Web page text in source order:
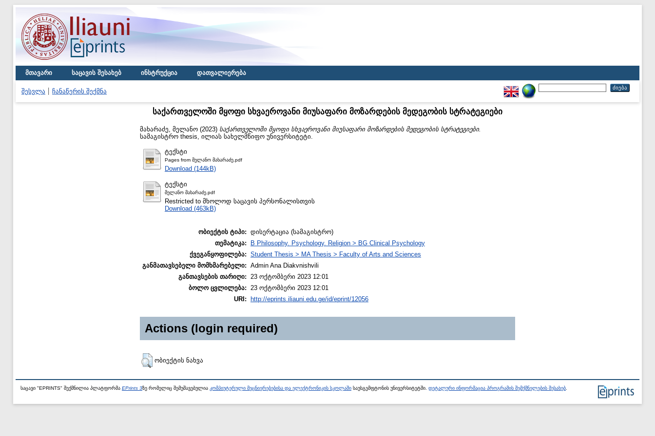
მთავარი საცავის შესახებ ინსტრუქცია დათვალიერება
შესვლა ჩანაწერის შექმნა
საქართველოში მყოფი სხვაეროვანი მიუსაფარი მოზარდების მედეგობის სტრატეგიები
მახარაძე, მელანო (2023) საქართველოში მყოფი სხვაეროვანი მიუსაფარი მოზარდების მედეგობის სტრატეგიები.
სამაგისტრო thesis, ილიას სახელმწიფო უნივერსიტეტი.
ტექსტი
Pages from მელანო მახარაძე.pdf
Download (144kB)
ტექსტი
მელანო მახარაძე.pdf
Restricted to მხოლოდ საცავის პერსონალისთვის
Download (463kB)
ობიექტის ტიპი: დისერტაცია (სამაგისტრო)
თემატიკა:
B Philosophy. Psychology. Religion > BG Clinical Psychology
ქვეგანყოფილება: Student Thesis > MA Thesis > Faculty of Arts and Sciences
განმათავსებელი მომხმარებელი: Admin Ana Diakvnishvili
განთავსების თარიღი: 23 ოქტომბერი 2023 12:01
ბოლო ცვლილება: 23 ოქტომბერი 2023 12:01
URI:
http://eprints.iliauni.edu.ge/id/eprint/12056
Actions (login required)
ობიექტის ნახვა
საცავი "EPRINTS" შექმნილია პლატფორმა EPrints 3ზე რომელიც შემუშავებულია კომპიუტერული მეცნიერებებისა და ელექტრონიკის სკოლაში საუსგემფტონის უნივერსიტეტში. დეტალური ინფორმაცია პროგრამის შემქმნელების შესახებ.